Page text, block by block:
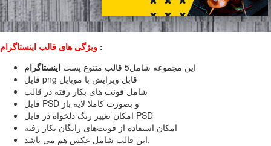
:
این مجموعه شامل5 قالب متنوع پست
اینستاگرام
فایل png قابل ویرایش با موبایل
شامل فونت های بکار رفته در قالب
فایل PSD و بصورت کاملا لایه باز
امکان تغییر رنگ دلخواه در فایل PSD
امکان استفاده از فونت‌های رایگان بکار رفته
این قالب شامل عکس هم می باشد.